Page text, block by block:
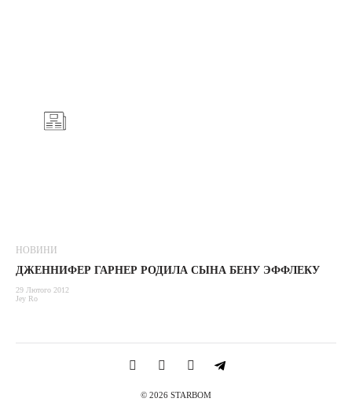
НОВИНИ
ДЖЕННИФЕР ГАРНЕР РОДИЛА СЫНА БЕНУ ЭФФЛЕКУ
29 Лютого 2012
Jey Ro
© 2026 STARBOM